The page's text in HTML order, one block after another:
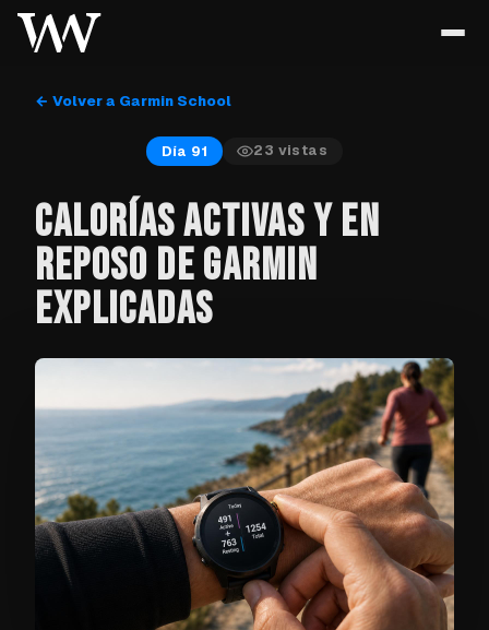
← Volver a Garmin School
Día 91 23 vistas
CALORÍAS ACTIVAS Y EN
REPOSO DE GARMIN
EXPLICADAS